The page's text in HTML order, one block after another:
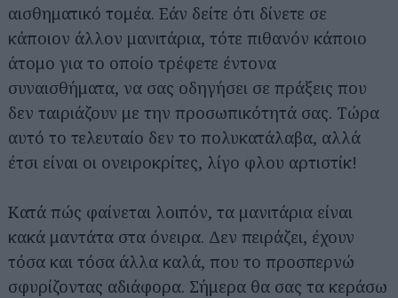
αισθηματικό τομέα. Εάν δείτε ότι δίνετε σε
κάποιον άλλον μανιτάρια, τότε πιθανόν κάποιο
άτομο για το οποίο τρέφετε έντονα
συναισθήματα, να σας οδηγήσει σε πράξεις που
δεν ταιριάζουν με την προσωπικότητά σας. Τώρα
αυτό το τελευταίο δεν το πολυκατάλαβα, αλλά
έτσι είναι οι ονειροκρίτες, λίγο φλου αρτιστίκ!
Κατά πώς φαίνεται λοιπόν, τα μανιτάρια είναι
κακά μαντάτα στα όνειρα. Δεν πειράζει, έχουν
τόσα και τόσα άλλα καλά, που το προσπερνώ
σφυρίζοντας αδιάφορα. Σήμερα θα σας τα κεράσω